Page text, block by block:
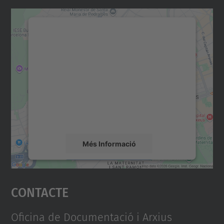
Més Informació
Accepta
powered by
Contacte
Oficina de Documentació i Arxius